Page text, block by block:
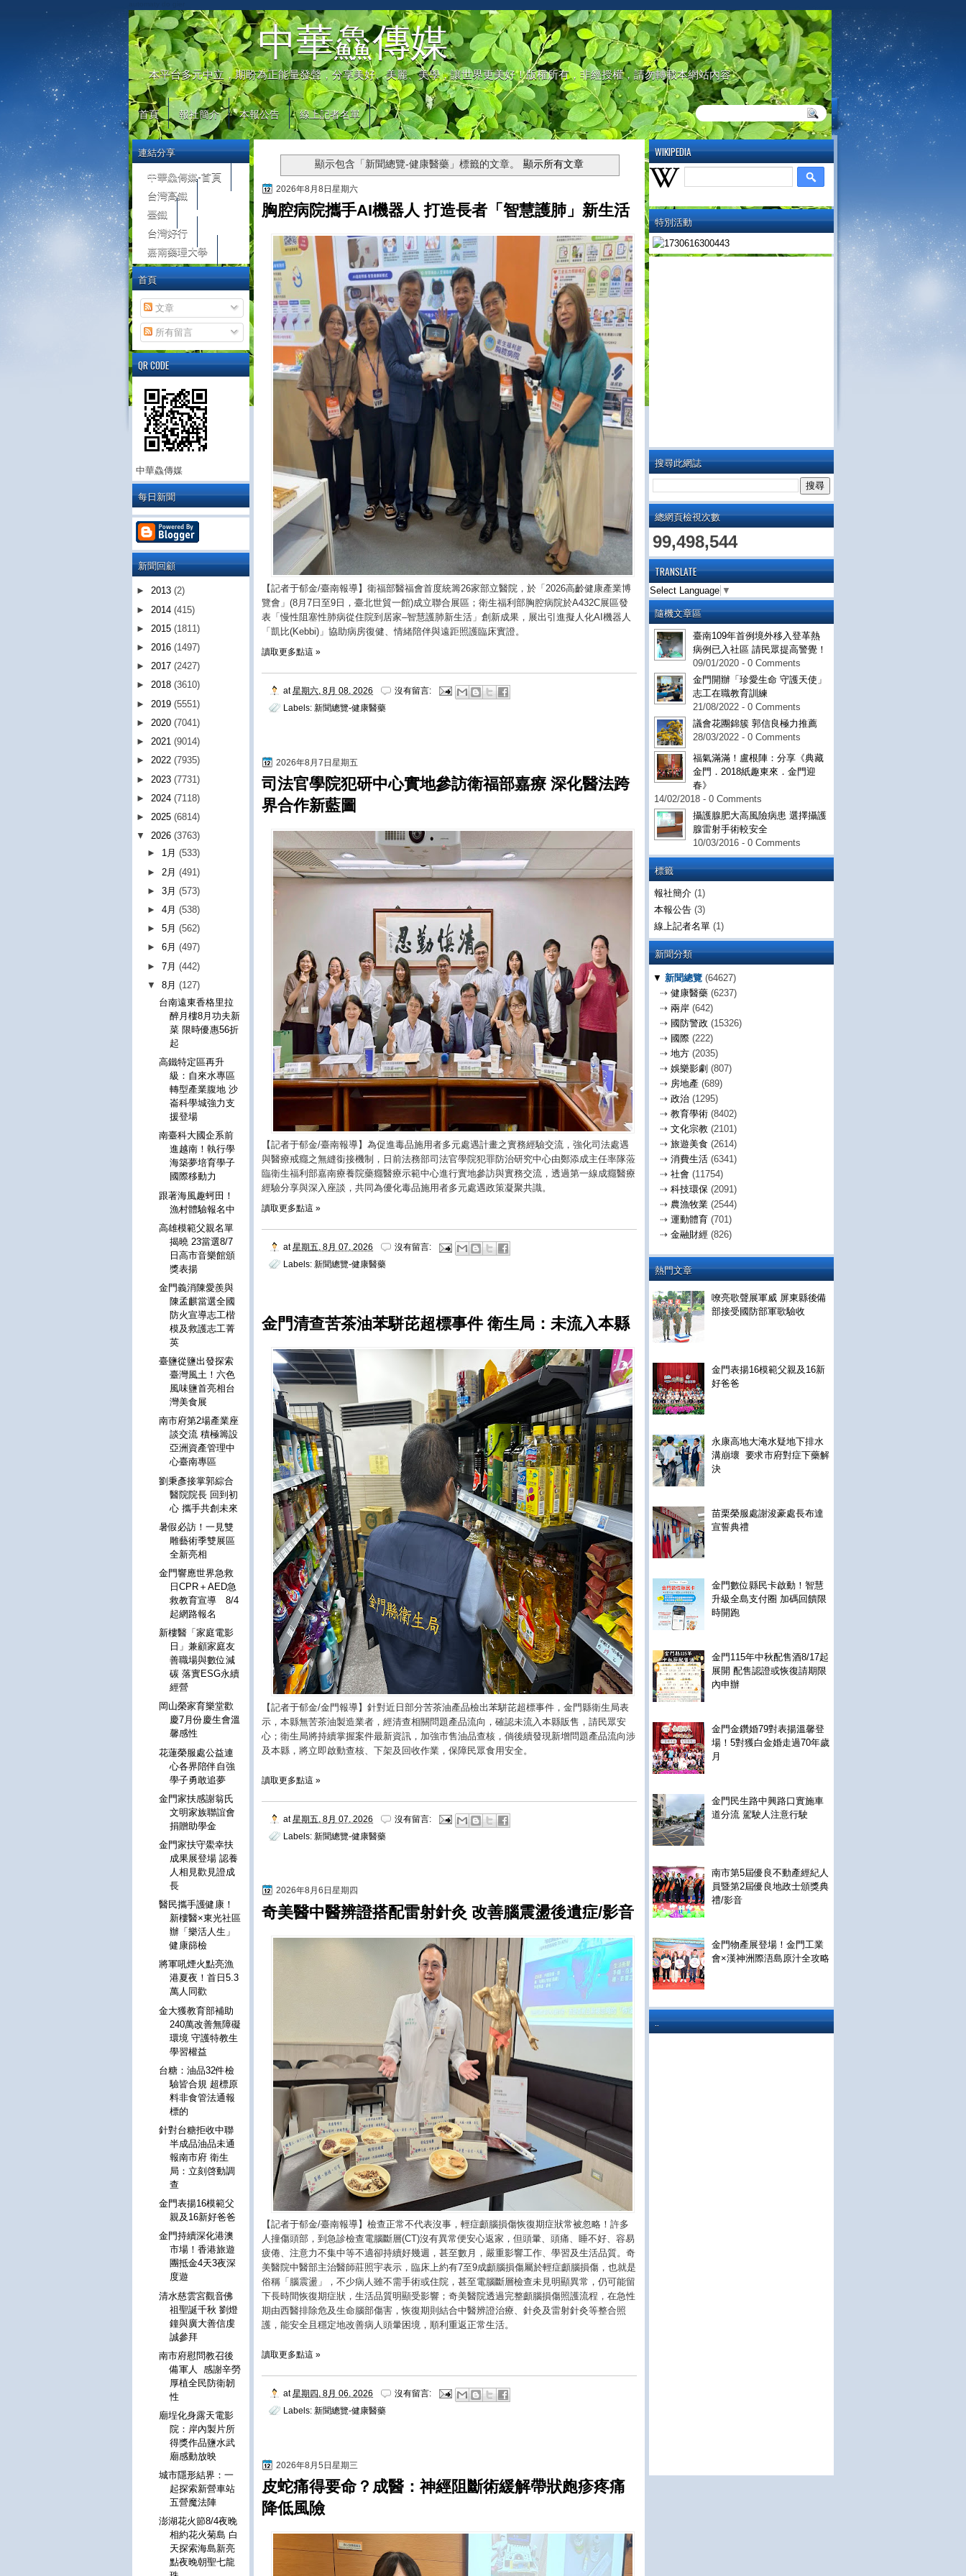
中華鱻傳媒
本平台多元中立，期盼為正能量發聲，分享美好、美麗、美學，讓世界更美好！版權所有，非經授權，請勿轉載本網站內容
首頁 報社簡介 本報公告 線上記者名單
WIKIPEDIA
特別活動
搜尋此網誌
總網頁檢視次數
99,498,544
TRANSLATE
Select Language ▼
隨機文章區
臺南109年首例境外移入登革熱
病例已入社區 請民眾提高警覺！
09/01/2020 - 0 Comments
金門開辦「珍愛生命 守護天使」
志工在職教育訓練
21/08/2022 - 0 Comments
議會花團錦簇 郭信良極力推薦
28/03/2022 - 0 Comments
福氣滿滿！盧根陣：分享《典藏
金門．2018紙趣東來．金門迎
春》
14/02/2018 - 0 Comments
攝護腺肥大高風險病患 選擇攝護
腺雷射手術較安全
10/03/2016 - 0 Comments
標籤
報社簡介 (1)
本報公告 (3)
線上記者名單 (1)
新聞分類
▼ 新聞總覽 (64627)
⇢ 健康醫藥 (6237)
⇢ 兩岸 (642)
⇢ 國防警政 (15326)
⇢ 國際 (222)
⇢ 地方 (2035)
⇢ 娛樂影劇 (807)
⇢ 房地產 (689)
⇢ 政治 (1295)
⇢ 教育學術 (8402)
⇢ 文化宗教 (2101)
⇢ 旅遊美食 (2614)
⇢ 消費生活 (6341)
⇢ 社會 (11754)
⇢ 科技環保 (2091)
⇢ 農漁牧業 (2544)
⇢ 運動體育 (701)
⇢ 金融財經 (826)
熱門文章
嘹亮歌聲展軍威 屏東縣後備
部接受國防部軍歌驗收
金門表揚16模範父親及16新
好爸爸
永康高地大淹水疑地下排水
溝崩壞 要求市府對症下藥解
決
苗栗榮服處謝浚豪處長布達
宣誓典禮
金門數位縣民卡啟動！智慧
升級全島支付圈 加碼回饋限
時開跑
金門115年中秋配售酒8/17起
展開 配售認證或恢復請期限
內申辦
金門金鑽婚79對表揚溫馨登
場！5對獲白金婚走過70年歲
月
金門民生路中興路口實施車
道分流 駕駛人注意行駛
南市第5屆優良不動產經紀人
員暨第2屆優良地政士頒獎典
禮/影音
金門物產展登場！金門工業
會×漢神洲際浯島原汁全攻略
..
顯示包含「新聞總覽-健康醫藥」 標籤的文章。 顯示所有文章
2026年8月8日星期六
胸腔病院攜手AI機器人 打造長者「智慧護肺」新生活
【記者于郁金/臺南報導】衛福部醫福會首度統籌26家部立醫院，於「2026高齡健康產業博
覽會」(8月7日至9日，臺北世貿一館)成立聯合展區；衛生福利部胸腔病院於A432C展區發
表「慢性阻塞性肺病從住院到居家–智慧護肺新生活」創新成果，展出引進擬人化AI機器人
「凱比(Kebbi)」協助病房復健、情緒陪伴與遠距照護臨床實證。
讀取更多點這 »
at星期六, 8月 08, 2026
沒有留言:
Labels: 新聞總覽-健康醫藥
2026年8月7日星期五
司法官學院犯研中心實地參訪衛福部嘉療 深化醫法跨
界合作新藍圖
【記者于郁金/臺南報導】為促進毒品施用者多元處遇計畫之實務經驗交流，強化司法處遇
與醫療戒癮之無縫銜接機制，日前法務部司法官學院犯罪防治研究中心由鄭添成主任率隊蒞
臨衛生福利部嘉南療養院藥癮醫療示範中心進行實地參訪與實務交流，透過第一線成癮醫療
經驗分享與深入座談，共同為優化毒品施用者多元處遇政策凝聚共識。
讀取更多點這 »
at星期五, 8月 07, 2026
沒有留言:
Labels: 新聞總覽-健康醫藥
金門清查苦茶油苯駢芘超標事件 衛生局：未流入本縣
【記者于郁金/金門報導】針對近日部分苦茶油產品檢出苯駢芘超標事件，金門縣衛生局表
示，本縣無苦茶油製造業者，經清查相關問題產品流向，確認未流入本縣販售，請民眾安
心；衛生局將持續掌握案件最新資訊，加強市售油品查核，倘後續發現新增問題產品流向涉
及本縣，將立即啟動查核、下架及回收作業，保障民眾食用安全。
讀取更多點這 »
at星期五, 8月 07, 2026
沒有留言:
Labels: 新聞總覽-健康醫藥
2026年8月6日星期四
奇美醫中醫辨證搭配雷射針灸 改善腦震盪後遺症/影音
【記者于郁金/臺南報導】檢查正常不代表沒事，輕症顱腦損傷恢復期症狀常被忽略！許多
人撞傷頭部，到急診檢查電腦斷層(CT)沒有異常便安心返家，但頭暈、頭痛、睡不好、容易
疲倦、注意力不集中等不適卻持續好幾週，甚至數月，嚴重影響工作、學習及生活品質。奇
美醫院中醫部主治醫師莊照宇表示，臨床上約有7至9成顱腦損傷屬於輕症顱腦損傷，也就是
俗稱「腦震盪」，不少病人雖不需手術或住院，甚至電腦斷層檢查未見明顯異常，仍可能留
下長時間恢復期症狀，生活品質明顯受影響；奇美醫院透過完整顱腦損傷照護流程，在急性
期由西醫排除危及生命腦部傷害，恢復期則結合中醫辨證治療、針灸及雷射針灸等整合照
護，能安全且穩定地改善病人頭暈困境，順利重返正常生活。
讀取更多點這 »
at星期四, 8月 06, 2026
沒有留言:
Labels: 新聞總覽-健康醫藥
2026年8月5日星期三
皮蛇痛得要命？成醫：神經阻斷術緩解帶狀皰疹疼痛
降低風險
連結分享
中華鱻傳媒-首頁
台灣高鐵
臺鐵
台灣好行
嘉南藥理大學
首頁
文章
所有留言
QR CODE
中華鱻傳媒
每日新聞
新聞回顧
► 2013 (2)
► 2014 (415)
► 2015 (1811)
► 2016 (1497)
► 2017 (2427)
► 2018 (3610)
► 2019 (5551)
► 2020 (7041)
► 2021 (9014)
► 2022 (7935)
► 2023 (7731)
► 2024 (7118)
► 2025 (6814)
▼ 2026 (3763)
► 1月(533)
► 2月(491)
►3月(573)
►4月(538)
►5月(562)
►6月(497)
►7月(442)
▼8月(127)
台南遠東香格里拉
醉月樓8月功夫新
菜 限時優惠56折
起
高鐵特定區再升
級：自來水專區
轉型產業腹地 沙
崙科學城強力支
援登場
南臺科大國企系前
進越南！執行學
海築夢培育學子
國際移動力
跟著海風趣蚵田！
漁村體驗報名中
高雄模範父親名單
揭曉 23當選8/7
日高市音樂館頒
獎表揚
金門義消陳愛羨與
陳孟麒當選全國
防火宣導志工楷
模及救護志工菁
英
臺鹽從鹽出發探索
臺灣風土！六色
風味鹽首亮相台
灣美食展
南市府第2場產業座
談交流 積極籌設
亞洲資產管理中
心臺南專區
劉秉彥接掌郭綜合
醫院院長 回到初
心 攜手共創未來
暑假必訪！一見雙
雕藝術季雙展區
全新亮相
金門響應世界急救
日CPR＋AED急
救教育宣導 8/4
起網路報名
新樓醫「家庭電影
日」兼顧家庭友
善職場與數位減
碳 落實ESG永續
經營
岡山榮家育樂堂歡
慶7月份慶生會溫
馨感性
花蓮榮服處公益連
心各界陪伴自強
學子勇敢追夢
金門家扶感謝翁氏
文明家族聯誼會
捐贈助學金
金門家扶守鱟幸扶
成果展登場 認養
人相見歡見證成
長
醫民攜手護健康！
新樓醫×東光社區
辦「樂活人生」
健康篩檢
將軍吼煙火點亮漁
港夏夜！首日5.3
萬人同歡
金大獲教育部補助
240萬改善無障礙
環境 守護特教生
學習權益
台糖：油品32件檢
驗皆合規 超標原
料非食管法通報
標的
針對台糖拒收中聯
半成品油品未通
報南市府 衛生
局：立刻啓動調
查
金門表揚16模範父
親及16新好爸爸
金門持續深化港澳
市場！香港旅遊
團抵金4天3夜深
度遊
清水慈雲宮觀音佛
祖聖誕千秋 劉燈
鐘與廣大善信虔
誠參拜
南市府慰問教召後
備軍人 感謝辛勞
厚植全民防衛韌
性
廟埕化身露天電影
院：岸內製片所
得獎作品鹽水武
廟感動放映
城市隱形結界：一
起探索新營車站
五營魔法陣
澎湖花火節8/4夜晚
相約花火菊島 白
天探索海島新亮
點夜晚朝聖七龍